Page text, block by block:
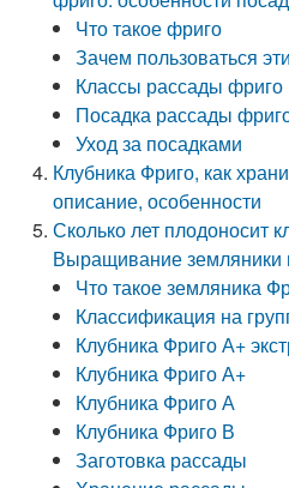
Что такое фриго
Зачем пользоваться
Классы рассады фриго
Посадка рассады
Уход за посадками
Клубника Фриго, как
описание, особенности
Сколько лет плодоносит
Выращивание земляники
Что такое земляника
Классификация на
Клубника Фриго А+
Клубника Фриго А+
Клубника Фриго А
Клубника Фриго В
Заготовка рассады